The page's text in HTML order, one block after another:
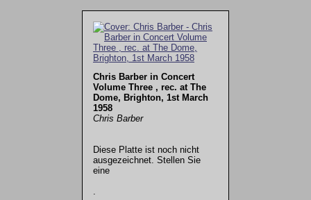
Chris Barber in Concert
Volume Three , rec. at The
Dome, Brighton, 1st March
1958
Chris Barber
Diese Platte ist noch nicht
ausgezeichnet. Stellen Sie
eine
.